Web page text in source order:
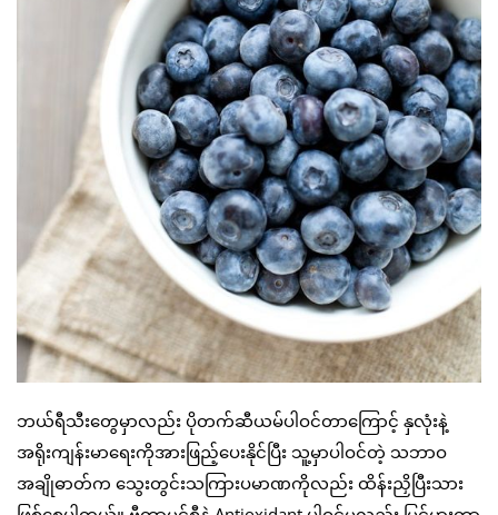
ဘယ်ရီသီးတွေမှာလည်း ပိုတက်ဆီယမ်ပါဝင်တာကြောင့် နှလုံးနဲ့
အရိုးကျန်းမာရေးကိုအားဖြည့်ပေးနိုင်ပြီး သူ့မှာပါဝင်တဲ့ သဘာဝ
အချိုဓာတ်က သွေးတွင်းသကြားပမာဏကိုလည်း ထိန်းညှိပြီးသား